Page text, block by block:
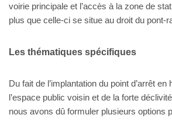
voirie principale et l’accès à la zone de
plus que celle-ci se situe au droit du pont-
Les thématiques spécifiques
Du fait de l’implantation du point d’arrêt
l’espace public voisin et de la forte
nous avons dû formuler plusieurs options